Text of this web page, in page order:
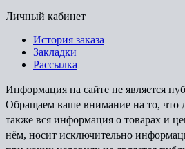
Личный кабинет
История заказа
Закладки
Рассылка
Информация на сайте не является
Обращаем ваше внимание на то, что
также вся информация о товарах и
нём, носит исключительно